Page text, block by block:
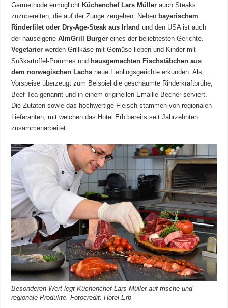
Garmethode ermöglicht Küchenchef Lars Müller auch Steaks
zuzubereiten, die auf der Zunge zergehen. Neben bayerischem
Rinderfilet oder Dry-Age-Steak aus Irland und den USA ist auch
der hauseigeneAlmGrill Burger eines der beliebtesten Gerichte.
Vegetarier werden Grillkäse mit Gemüse lieben und Kinder mit
Süßkartoffel-Pommes und hausgemachten Fischstäbchen aus
dem norwegischen Lachs neue Lieblingsgerichte erkunden. Als
Vorspeise überzeugt zum Beispiel die geschäumte Rinderkraftbrühe,
Beef Tea genannt und in einem originellen Emaille-Becher serviert.
Die Zutaten sowie das hochwertige Fleisch stammen von regionalen
Lieferanten, mit welchen das Hotel Erb bereits seit Jahrzehnten
zusammenarbeitet.
Besonderen Wert legt Küchenchef Lars Müller auf frische und
regionale Produkte. Fotocredit: Hotel Erb